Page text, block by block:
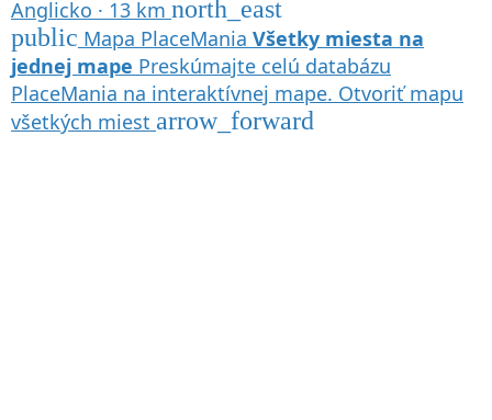
Anglicko · 13 km north_east
public Mapa PlaceMania Všetky miesta na
jednej mape Preskúmajte celú databázu
PlaceMania na interaktívnej mape. Otvoriť mapu
všetkých miest arrow_forward